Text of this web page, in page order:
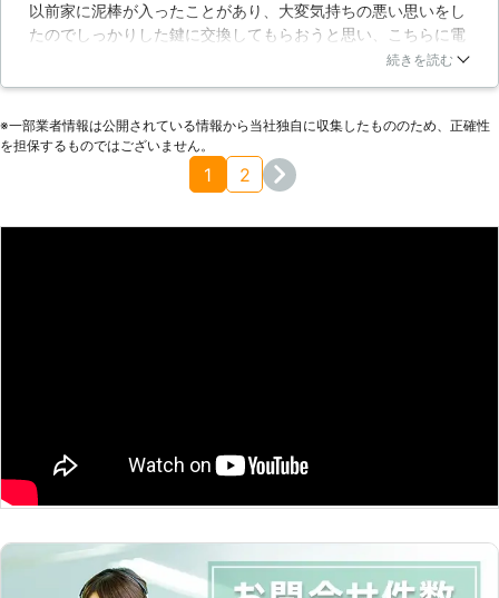
密なものなので、お困りのときは専門
家にぜひご相談ください。当社にはベ
テランのスタッフがそろっています！
◆防犯対策は万全ですか？ 近年ピッ
ってもなくなったわけではありませ
ん。被害にあわれてから、カギのこと
で後悔する方もいらっしゃいます。防
キーです。近年のカギは大抵はこちら
軽にご相談ください。
以前家に泥棒が入ったことがあり、大変気持ちの悪い思いをし
たのでしっかりした鍵に交換してもらおうと思い、こちらに電
話しました。来てくれた方はいろんな鍵の説明を丁寧にしてく
に。おかげさまで安心した生活をおくれるようになりました。
ありがとうございました。
2016年12月21日
続きを読む
※⼀部業者情報は公開されている情報から当社独⾃に収集したもののため、正確性
を担保するものではございません。
1 2